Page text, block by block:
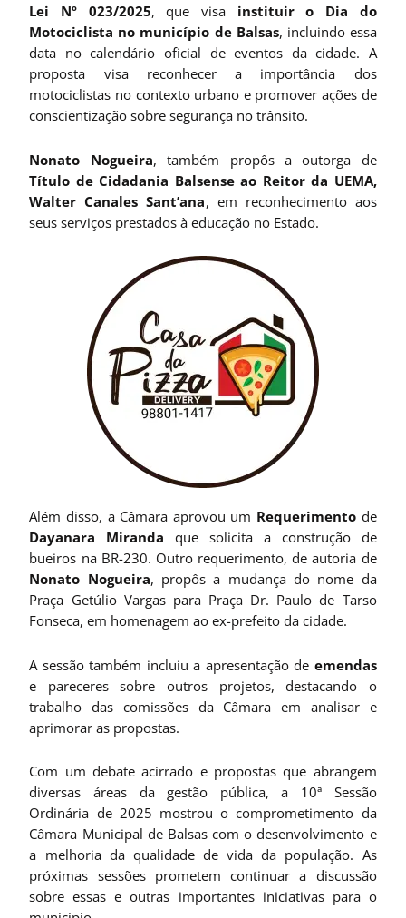
Lei Nº 023/2025, que visa instituir o Dia do
Motociclista no município de Balsas, incluindo essa
data no calendário oficial de eventos da cidade. A
proposta visa reconhecer a importância dos
motociclistas no contexto urbano e promover ações de
conscientização sobre segurança no trânsito.
Nonato Nogueira, também propôs a outorga de
Título de Cidadania Balsense ao Reitor da UEMA,
Walter Canales Sant’ana, em reconhecimento aos
seus serviços prestados à educação no Estado.
Além disso, a Câmara aprovou um Requerimentode
Dayanara Miranda que solicita a construção de
bueiros na BR-230. Outro requerimento, de autoria de
Nonato Nogueira, propôs a mudança do nome da
Praça Getúlio Vargas para Praça Dr. Paulo de Tarso
Fonseca, em homenagem ao ex-prefeito da cidade.
A sessão também incluiu a apresentação de emendas
e pareceres sobre outros projetos, destacando o
trabalho das comissões da Câmara em analisar e
aprimorar as propostas.
Com um debate acirrado e propostas que abrangem
diversas áreas da gestão pública, a 10ª Sessão
Ordinária de 2025 mostrou o comprometimento da
Câmara Municipal de Balsas com o desenvolvimento e
a melhoria da qualidade de vida da população. As
próximas sessões prometem continuar a discussão
sobre essas e outras importantes iniciativas para o